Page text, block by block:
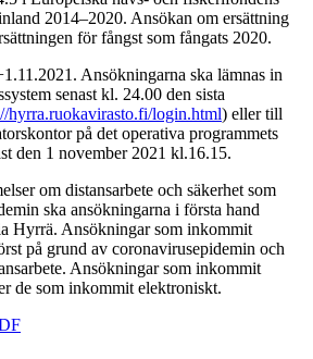
2014–2020. Ansökan om ersättning
för fångst som fångats 2020.
Ansökningarna ska lämnas in
senast kl. 24.00 den sista
hyrra.ruokavirasto.fi/login.html) eller till
på det operativa programmets
den 1 november 2021 kl.16.15.
om distansarbete och säkerhet som
ska ansökningarna i första hand
Hyrrä. Ansökningar som inkommit
på grund av coronavirusepidemin och
Ansökningar som inkommit
de som inkommit elektroniskt.